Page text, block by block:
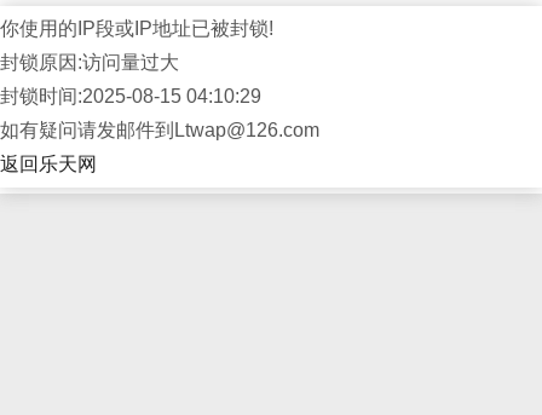
你使用的IP段或IP地址已被封锁!
封锁原因:访问量过大
封锁时间:2025-08-15 04:10:29
如有疑问请发邮件到Ltwap@126.com
返回乐天网